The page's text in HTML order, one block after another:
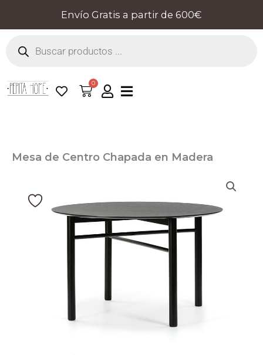
contenido
Envío Gratis a partir de 600€
productos
0
Cart
Mesa de Centro Chapada en Madera